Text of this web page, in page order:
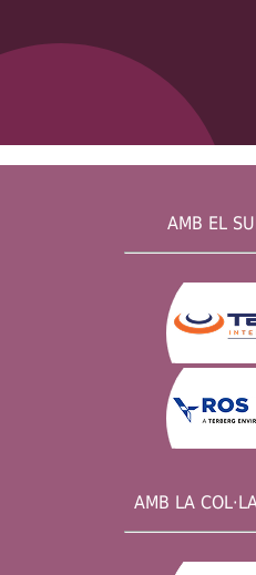
AMB EL
AMB LA